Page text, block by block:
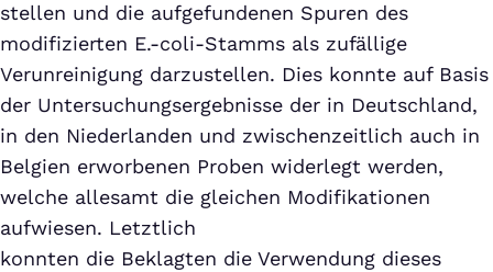
stellen und die aufgefundenen Spuren des
modifizierten E.-coli-Stamms als zufällige
Verunreinigung darzustellen. Dies konnte auf Basis
der Untersuchungsergebnisse der in Deutschland,
in den Niederlanden und zwischenzeitlich auch in
Belgien erworbenen Proben widerlegt werden,
welche allesamt die gleichen Modifikationen
aufwiesen. Letztlich
konnten die Beklagten die Verwendung dieses